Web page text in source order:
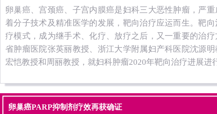
卵巢癌、宫颈癌、子宫内膜癌是妇科三大恶性肿瘤，严
着分子技术及精准医学的发展，靶向治疗应运而生。靶
疗模式，成为继手术、化疗、放疗之后，又一重要的治
省肿瘤医院张英丽教授、浙江大学附属妇产科医院沈源
宏恺教授和周丽教授，就妇科肿瘤2020年靶向治疗进展进
卵巢癌PARP抑制剂疗效再获确证